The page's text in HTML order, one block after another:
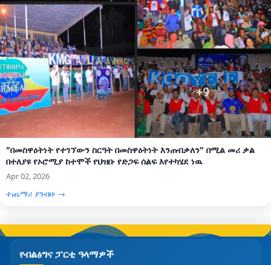
"በመስዋዕትነት የተገኘውን ስርዓት በመስዋዕትነት እንጠብቃለን" በሚል መሪ ቃል
በተለያዩ የኦሮሚያ ከተሞች የህዝቡ የድጋፍ ሰልፍ እየተካሄደ ነዉ
Apr 02, 2026
ተጨማሪ ያንብቡ →
የብልፅግና ፓርቲ ዓላማዎች